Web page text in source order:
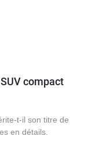
compact
t-il son titre de
en détails.